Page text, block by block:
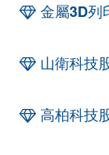
金屬3D列
山衛科技
高柏科技